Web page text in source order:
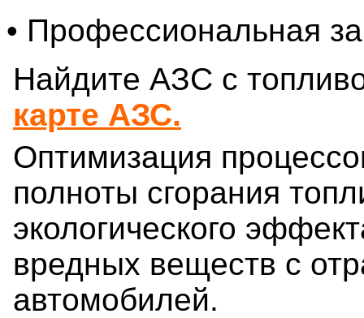
• Профессиональная
Найдите АЗС с
карте АЗС.
Оптимизация
полноты сгорания
экологического
вредных веществ с
автомобилей.